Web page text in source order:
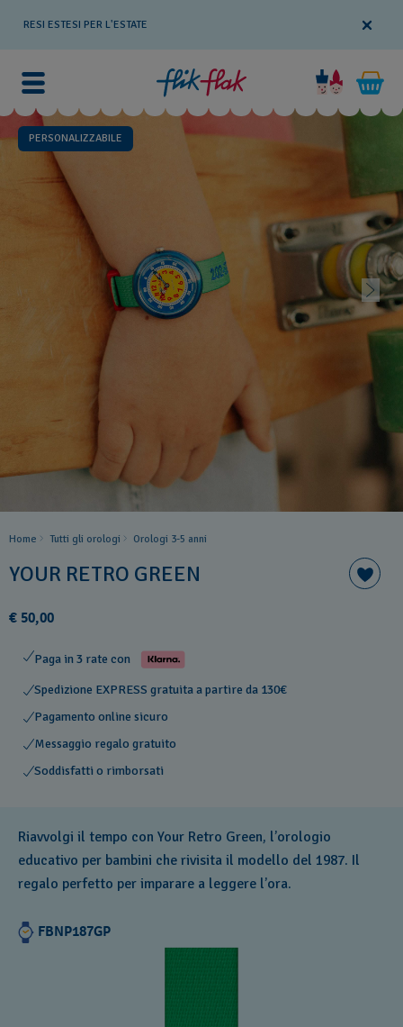
RESI ESTESI PER L'ESTATE
PERSONALIZZABILE
Home Tutti gli orologi Orologi 3-5 anni
YOUR RETRO GREEN
€ 50,00
Paga in 3 rate con
Spedizione EXPRESS gratuita a partire da 130€
Pagamento online sicuro
Messaggio regalo gratuito
Soddisfatti o rimborsati
Riavvolgi il tempo con Your Retro Green, l’orologio
educativo per bambini che rivisita il modello del 1987. Il
regalo perfetto per imparare a leggere l’ora.
FBNP187GP